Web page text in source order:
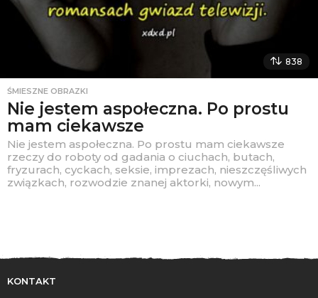
838
ŚMIESZNE OBRAZKI
Nie jestem aspołeczna. Po prostu
mam ciekawsze
Nie jestem aspołeczna. Po prostu mam ciekawsze
rzeczy do roboty od gadania o ciuchach, butach,
fryzurach, cyckach, seksie, imprezach, nieszczęśliwych
związkach, rozwodzie znanej aktorki, nowym...
KONTAKT